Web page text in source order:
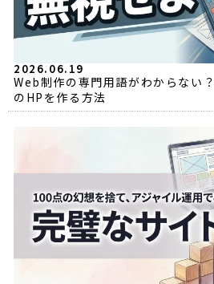
2026.06.19
Web制作の専門用語がわからない
のHPを作る方法